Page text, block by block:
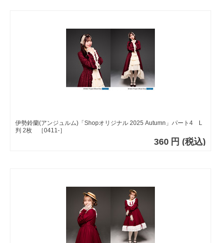
伊勢鈴蘭(アンジュルム)「Shopオリジナル 2025 Autumn」パート4 L
判 2枚 ［0411-］
360 円 (税込)